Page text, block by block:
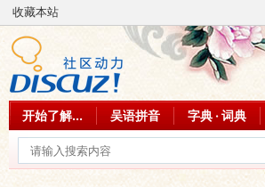
收藏本站
开始了解... 吴语拼音 字典 · 词典